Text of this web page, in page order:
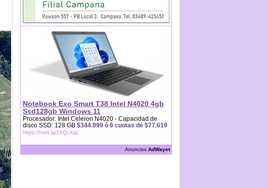
Notebook Exo Smart T38 Intel N4020 4gb
Ssd128gb Windows 11
Procesador: Intel Celeron N4020 - Capacidad de
disco SSD: 128 GB $344.999 ó 6 cuotas de $77.619
https://meli.la/2XQrXaL
Anuncios AdWayet